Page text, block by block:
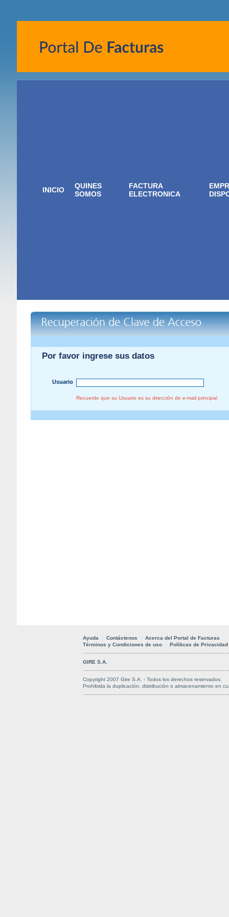
INICIO
QUINES
SOMOS
FACTURA
ELECTRONICA
Por favor ingrese sus datos
Usuario
Recuerde que su Usuario es su dirección de e-mail principal
Ayuda Contáctenos
Acerca del Portal de Facturas
Términos y Condiciones de uso
Políticas de Privacidad
GIRE S.A.
Copyright 2007 Gire S.A. - Todos los derechos reservados.
Prohibida la duplicación, distribución o almacenamiento en